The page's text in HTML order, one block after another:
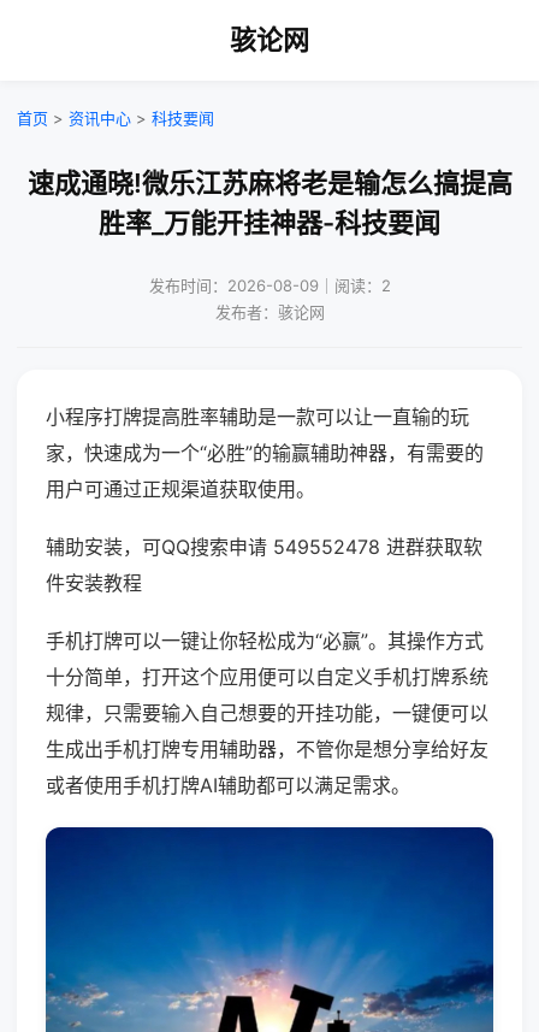
骇论网
首页 > 资讯中心 > 科技要闻
速成通晓!微乐江苏麻将老是输怎么搞提高
胜率_万能开挂神器-科技要闻
发布时间：2026-08-09｜阅读：2
发布者：骇论网
小程序打牌提高胜率辅助是一款可以让一直输的玩
家，快速成为一个“必胜”的输赢辅助神器，有需要的
用户可通过正规渠道获取使用。
辅助安装，可QQ搜索申请 549552478 进群获取软
件安装教程
手机打牌可以一键让你轻松成为“必赢”。其操作方式
十分简单，打开这个应用便可以自定义手机打牌系统
规律，只需要输入自己想要的开挂功能，一键便可以
生成出手机打牌专用辅助器，不管你是想分享给好友
或者使用手机打牌AI辅助都可以满足需求。